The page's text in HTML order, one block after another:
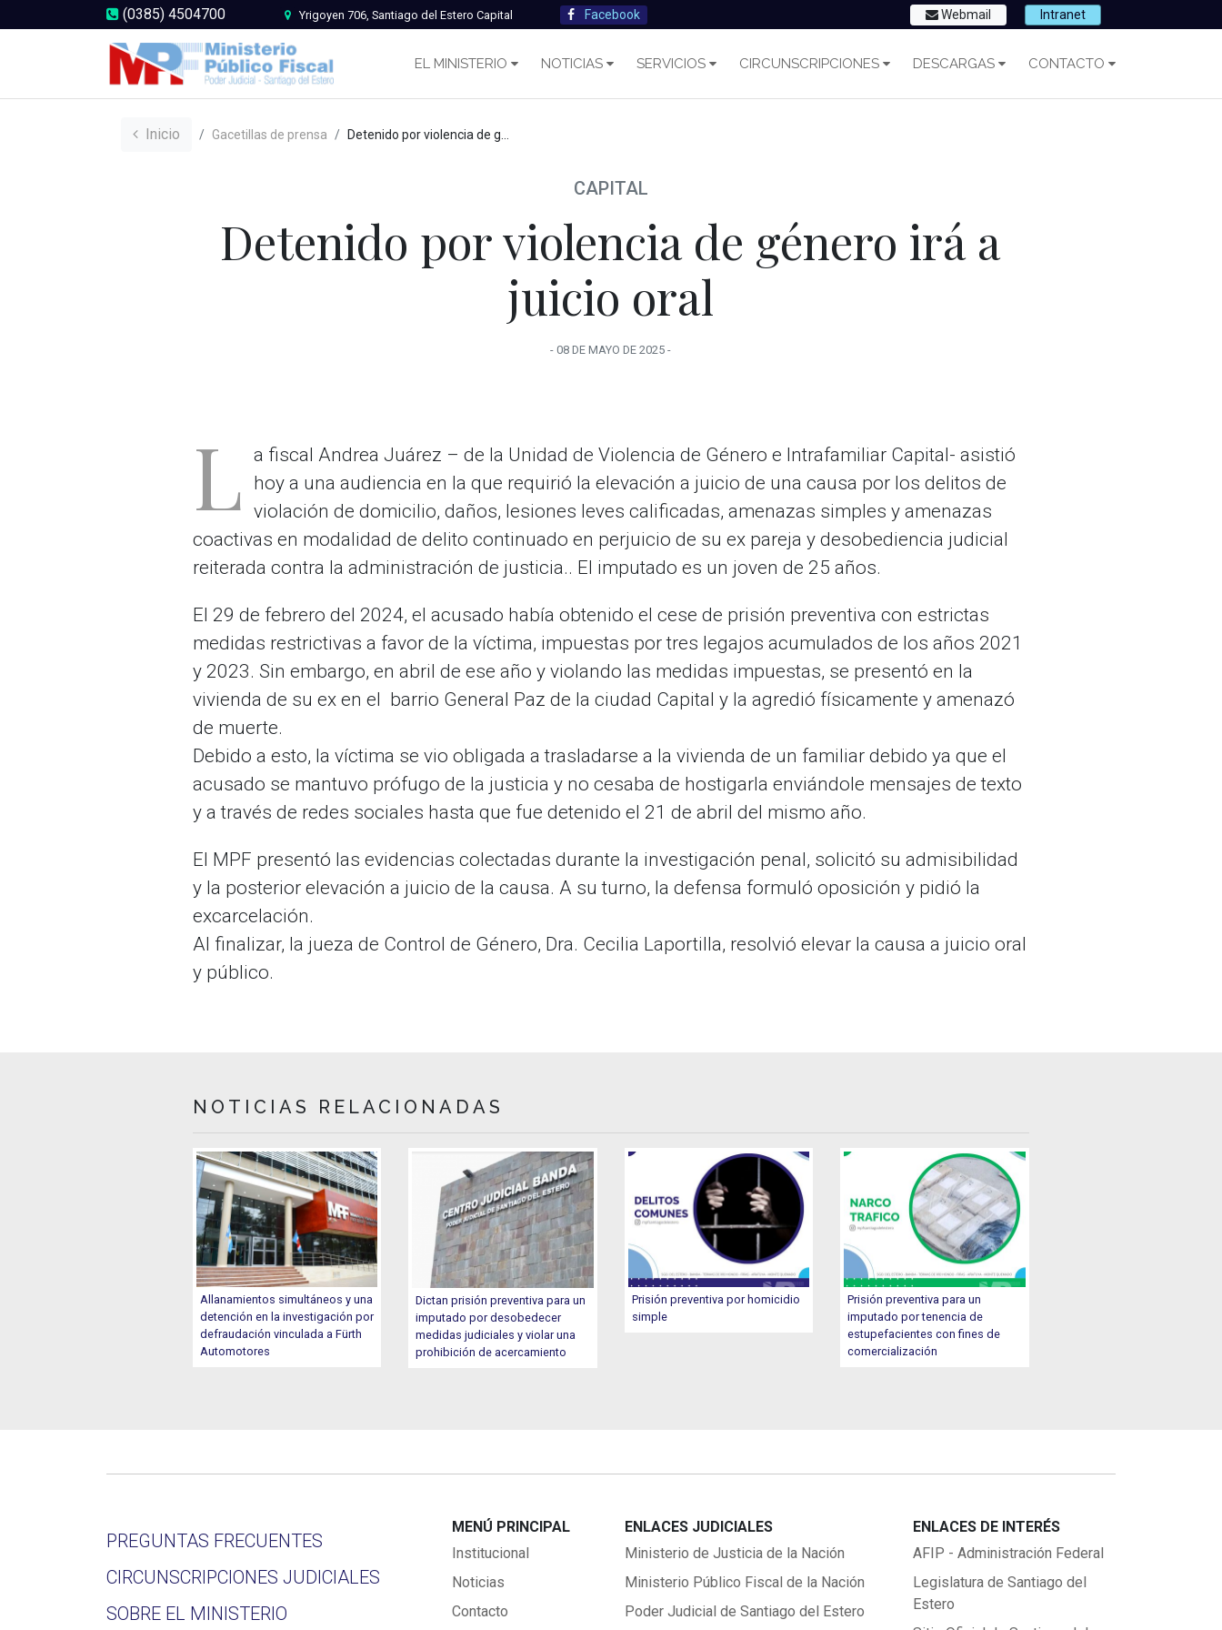
(0385) 4504700 Yrigoyen 706, Santiago del Estero Capital Facebook Webmail Intranet
EL MINISTERIO NOTICIAS SERVICIOS CIRCUNSCRIPCIONES DESCARGAS CONTACTO
Inicio Gacetillas de prensa Detenido por violencia de género irá a juicio oral
CAPITAL
Detenido por violencia de género irá a
juicio oral
-08 DE MAYO DE2025 -
L a fiscal Andrea Juárez – de la Unidad de Violencia de Género e Intrafamiliar Capital- asistió
hoy a una audiencia en la que requirió la elevación a juicio de una causa por los delitos de
violación de domicilio, daños, lesiones leves calificadas, amenazas simples y amenazas
coactivas en modalidad de delito continuado en perjuicio de su ex pareja y desobediencia judicial
reiterada contra la administración de justicia.. El imputado es un joven de 25 años.
El 29 de febrero del 2024, el acusado había obtenido el cese de prisión preventiva con estrictas
medidas restrictivas a favor de la víctima, impuestas por tres legajos acumulados de los años 2021
y 2023. Sin embargo, en abril de ese año y violando las medidas impuestas, se presentó en la
vivienda de su ex en el barrio General Paz de la ciudad Capital y la agredió físicamente y amenazó
de muerte.
Debido a esto, la víctima se vio obligada a trasladarse a la vivienda de un familiar debido ya que el
acusado se mantuvo prófugo de la justicia y no cesaba de hostigarla enviándole mensajes de texto
y a través de redes sociales hasta que fue detenido el 21 de abril del mismo año.
El MPF presentó las evidencias colectadas durante la investigación penal, solicitó su admisibilidad
y la posterior elevación a juicio de la causa. A su turno, la defensa formuló oposición y pidió la
excarcelación.
Al finalizar, la jueza de Control de Género, Dra. Cecilia Laportilla, resolvió elevar la causa a juicio oral
y público.
NOTICIAS RELACIONADAS
Allanamientos simultáneos y una
detención en la investigación por
defraudación vinculada a Fürth
Automotores
Dictan prisión preventiva para un
imputado por desobedecer
medidas judiciales y violar una
prohibición de acercamiento
Prisión preventiva por homicidio
simple
Prisión preventiva para un
imputado por tenencia de
estupefacientes con fines de
comercialización
PREGUNTAS FRECUENTES
CIRCUNSCRIPCIONES JUDICIALES
SOBRE EL MINISTERIO
MENÚ PRINCIPAL
Institucional
Noticias
Contacto
ENLACES JUDICIALES
Ministerio de Justicia de la Nación
Ministerio Público Fiscal de la Nación
Poder Judicial de Santiago del Estero
ENLACES DE INTERÉS
AFIP - Administración Federal
Legislatura de Santiago del
Estero